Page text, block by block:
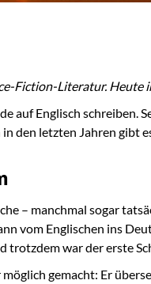
Fiction-Literatur. Heute
auf Englisch
den letzten Jahren gibt
– manchmal sogar
vom Englischen ins
war der erste
gemacht: Er